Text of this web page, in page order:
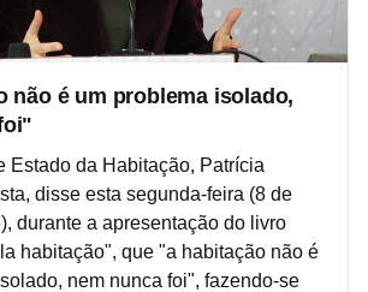
não é um problema isolado,
Estado da Habitação, Patrícia
disse esta segunda-feira (8 de
durante a apresentação do livro
habitação", que "a habitação não é
nem nunca foi", fazendo-se